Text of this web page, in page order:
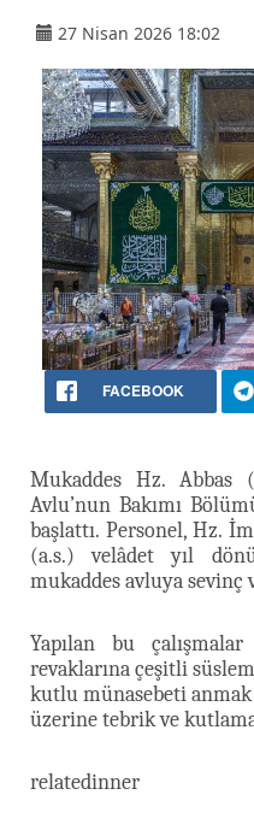
27 Nisan 2026 18:02
FACEBOOK
Mukaddes Hz. Abbas
Avlu’nun Bakımı
başlattı. Personel, Hz.
(a.s.) velâdet yıl
mukaddes avluya sevinç
Yapılan bu
revaklarına çeşitli
kutlu münasebeti anmak
üzerine tebrik ve kutlama
relatedinner